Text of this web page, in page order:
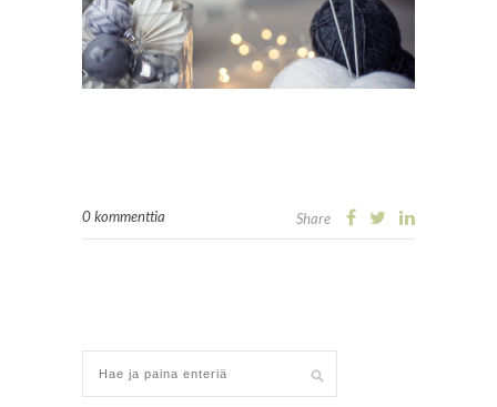
0 kommenttia Share